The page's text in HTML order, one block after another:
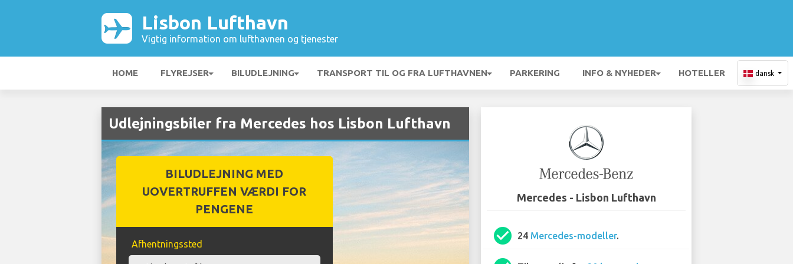
Lisbon Lufthavn
Vigtig information om lufthavnen og tjenester
HOME FLYREJSER BILUDLEJNING TRANSPORT TIL OG FRA LUFTHAVNEN PARKERING INFO & NYHEDER HOTELLER dansk
Udlejningsbiler fra Mercedes hos Lisbon Lufthavn
BILUDLEJNING MED
UOVERTRUFFEN VÆRDI FOR
PENGENE
Afhentningssted
Mercedes - Lisbon Lufthavn
check_circle 24 Mercedes-modeller.